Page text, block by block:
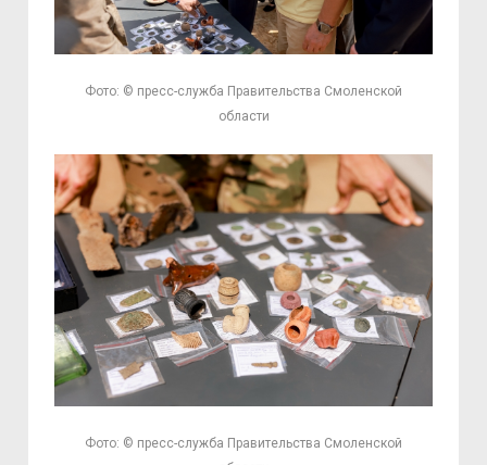
Фото: © пресс-служба Правительства Смоленской
области
Фото: © пресс-служба Правительства Смоленской